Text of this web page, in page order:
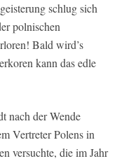
schlug sich
polnischen
Bald wird’s
kann das edle
nach der Wende
Vertreter Polens in
versuchte, die im Jahr